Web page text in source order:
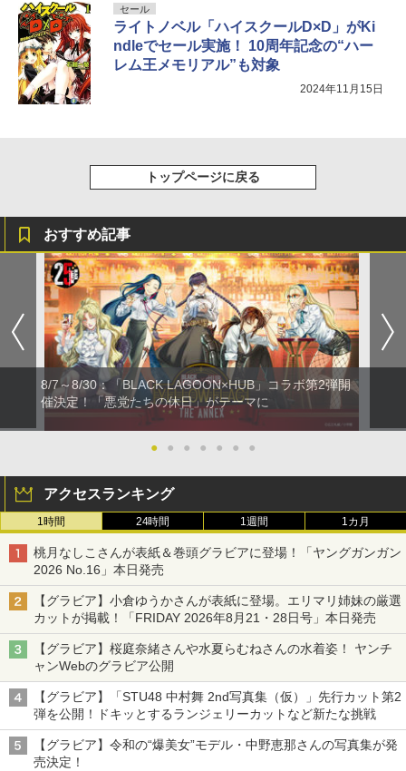
セール
ライトノベル「ハイスクールD×D」がKi
ndleでセール実施！ 10周年記念の“ハー
レム王メモリアル”も対象
2024年11月15日
トップページに戻る
おすすめ記事
8/7～8/30：「BLACK LAGOON×HUB」コラボ第2弾開
催決定！「悪党たちの休日」がテーマに
● ● ● ● ● ● ●
アクセスランキング
1時間 24時間 1週間 1カ月
桃月なしこさんが表紙＆巻頭グラビアに登場！「ヤングガンガン
2026 No.16」本日発売
【グラビア】小倉ゆうかさんが表紙に登場。エリマリ姉妹の厳選
カットが掲載！「FRIDAY 2026年8⽉21・28日号」本日発売
【グラビア】桜庭奈緒さんや水夏らむねさんの水着姿！ ヤンチ
ャンWebのグラビア公開
【グラビア】「STU48 中村舞 2nd写真集（仮）」先行カット第2
弾を公開！ドキッとするランジェリーカットなど新たな挑戦
【グラビア】令和の“爆美女”モデル・中野恵那さんの写真集が発
売決定！